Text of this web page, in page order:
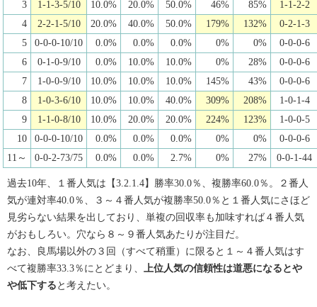
3
1-1-3-5/10 10.0% 20.0% 50.0% 46% 85%
1-1-2-2
4
2-2-1-5/10 20.0% 40.0% 50.0% 179% 132%
0-2-1-3
5
0-0-0-10/10 0.0% 0.0% 0.0% 0% 0%
0-0-0-6
6
0-1-0-9/10 0.0% 10.0% 10.0% 0% 28%
0-0-0-6
7
1-0-0-9/10 10.0% 10.0% 10.0% 145% 43%
0-0-0-6
8
1-0-3-6/10 10.0% 10.0% 40.0% 309% 208%
1-0-1-4
9
1-1-0-8/10 10.0% 20.0% 20.0% 224% 123%
1-0-0-5
10
0-0-0-10/10 0.0% 0.0% 0.0% 0% 0%
0-0-0-6
11～
0-0-2-73/75 0.0% 0.0% 2.7% 0% 27% 0-0-1-44
過去10年、１番人気は【3.2.1.4】勝率30.0％、複勝率60.0％。２番人
気が連対率40.0％、３～４番人気が複勝率50.0％と１番人気にさほど
見劣らない結果を出しており、単複の回収率も加味すれば４番人気
がおもしろい。穴なら８～９番人気あたりが注目だ。
なお、良馬場以外の３回（すべて稍重）に限ると１～４番人気はす
べて複勝率33.3％にとどまり、 上位人気の信頼性は道悪になるとや
や低下する と考えたい。